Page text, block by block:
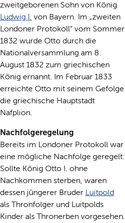
zweitgeborenen Sohn von König
Ludwig I. von Bayern. Im „zweiten
Londoner Protokoll“ vom Sommer
1832 wurde Otto durch die
Nationalversammlung am 8.
August 1832 zum griechischen
König ernannt. Im Februar 1833
erreichte Otto mit seinem Gefolge
die griechische Hauptstadt
Nafplion.
Nachfolgeregelung
Bereits im Londoner Protokoll war
eine mögliche Nachfolge geregelt:
Sollte König Otto I. ohne
Nachkommen sterben, waren
dessen jüngerer Bruder Luitpold
als Thronfolger und Luitpolds
Kinder als Thronerben vorgesehen.